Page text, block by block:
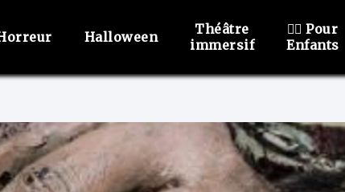
Halloween
Théâtre
immersif
🙋‍♂️ Pour
Enfants